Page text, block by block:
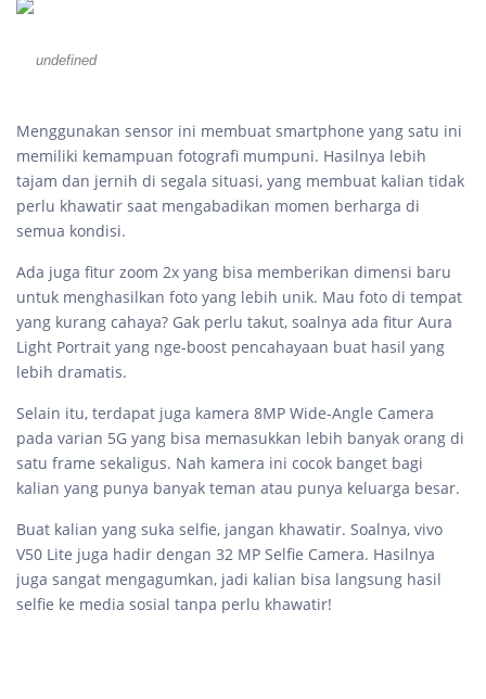
undefined
Menggunakan sensor ini membuat smartphone yang satu ini
memiliki kemampuan fotografi mumpuni. Hasilnya lebih
tajam dan jernih di segala situasi, yang membuat kalian tidak
perlu khawatir saat mengabadikan momen berharga di
semua kondisi.
Ada juga fitur zoom 2x yang bisa memberikan dimensi baru
untuk menghasilkan foto yang lebih unik. Mau foto di tempat
yang kurang cahaya? Gak perlu takut, soalnya ada fitur Aura
Light Portrait yang nge-boost pencahayaan buat hasil yang
lebih dramatis.
Selain itu, terdapat juga kamera 8MP Wide-Angle Camera
pada varian 5G yang bisa memasukkan lebih banyak orang di
satu frame sekaligus. Nah kamera ini cocok banget bagi
kalian yang punya banyak teman atau punya keluarga besar.
Buat kalian yang suka selfie, jangan khawatir. Soalnya, vivo
V50 Lite juga hadir dengan 32 MP Selfie Camera. Hasilnya
juga sangat mengagumkan, jadi kalian bisa langsung hasil
selfie ke media sosial tanpa perlu khawatir!